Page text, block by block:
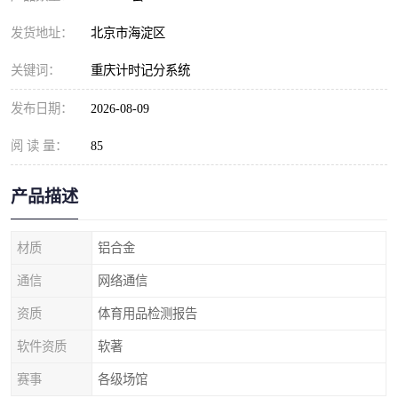
发货地址： 北京市海淀区
关键词： 重庆计时记分系统
发布日期： 2026-08-09
阅 读 量： 85
产品描述
材质 铝合金
通信 网络通信
资质 体育用品检测报告
软件资质 软著
赛事 各级场馆